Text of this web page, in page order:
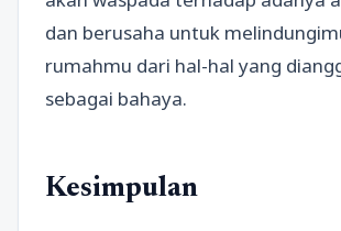
dan berusaha untuk
rumahmu dari hal-hal yang
sebagai bahaya.
Kesimpulan